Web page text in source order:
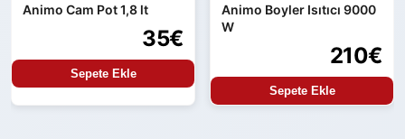
Animo Cam Pot 1,8 lt
35€
Sepete Ekle
Animo Boyler Isıtıcı 9000
W
210€
Sepete Ekle